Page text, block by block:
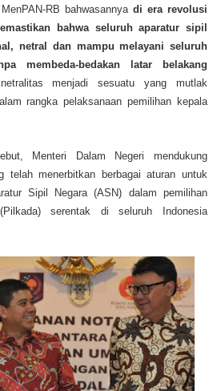
RB bahwasannya di era revolusi
bahwa seluruh aparatur sipil
netral dan mampu melayani seluruh
membeda-bedakan latar belakang
menjadi sesuatu yang mutlak
rangka pelaksanaan pemilihan kepala
Menteri Dalam Negeri mendukung
telah menerbitkan berbagai aturan untuk
Sipil Negara (ASN) dalam pemilihan
serentak di seluruh Indonesia